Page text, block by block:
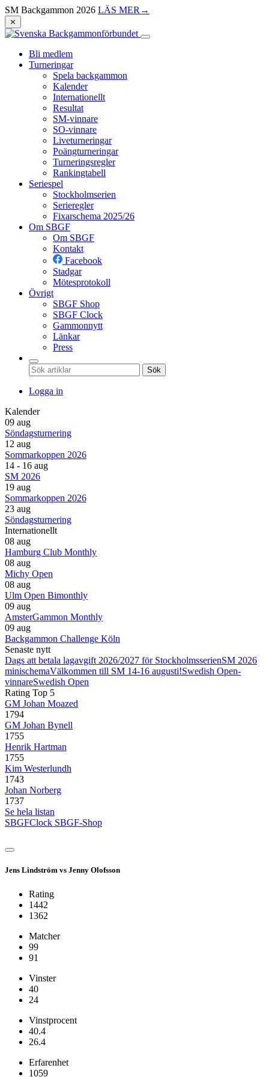
SM Backgammon 2026 LÄS MER →
⨯
Bli medlem
Turneringar
Spela backgammon
Kalender
Internationellt
Resultat
SM-vinnare
SO-vinnare
Liveturneringar
Poängturneringar
Turneringsregler
Rankingtabell
Seriespel
Stockholmserien
Serieregler
Fixarschema 2025/26
Om SBGF
Om SBGF
Kontakt
Facebook
Stadgar
Mötesprotokoll
Övrigt
SBGF Shop
SBGF Clock
Gammonnytt
Länkar
Press
Sök
Logga in
Kalender
09 aug
Söndagsturnering
12 aug
Sommarkoppen 2026
14 - 16 aug
SM 2026
19 aug
Sommarkoppen 2026
23 aug
Söndagsturnering
Internationellt
08 aug
Hamburg Club Monthly
08 aug
Michy Open
08 aug
Ulm Open Bimonthly
09 aug
AmsterGammon Monthly
09 aug
Backgammon Challenge Köln
Senaste nytt
Dags att betala lagavgift 2026/2027 för StockholmsserienSM 2026
minischemaVälkommen till SM 14-16 augusti!Swedish Open-
vinnareSwedish Open
Rating Top 5
GM Johan Moazed
1794
GM Johan Bynell
1755
Henrik Hartman
1755
Kim Westerlundh
1743
Johan Norberg
1737
Se hela listan
SBGFClock SBGF-Shop
Jens Lindström vs Jenny Olofsson
Rating
1442
1362
Matcher
99
91
Vinster
40
24
Vinstprocent
40.4
26.4
Erfarenhet
1059